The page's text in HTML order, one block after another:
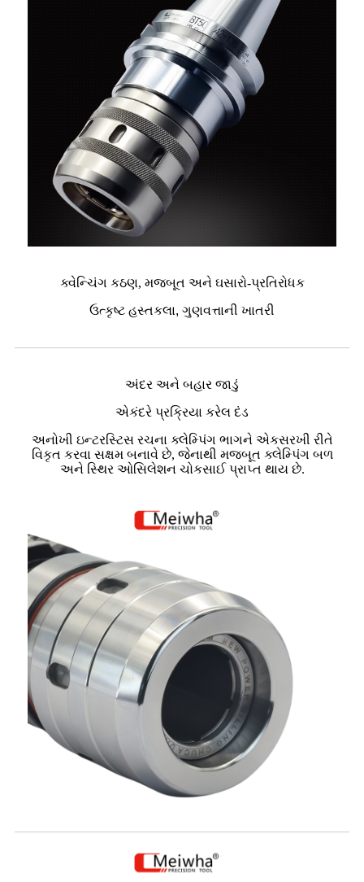
ક્વેન્ચિંગ કઠણ, મજબૂત અને ઘસારો-પ્રતિરોધક
ઉત્કૃષ્ટ હસ્તકલા, ગુણવત્તાની ખાતરી
અંદર અને બહાર જાડું
એકંદરે પ્રક્રિયા કરેલ દંડ
અનોખી ઇન્ટરસ્ટિસ રચના ક્લેમ્પિંગ ભાગને એકસરખી રીતે
વિકૃત કરવા સક્ષમ બનાવે છે, જેનાથી મજબૂત ક્લેમ્પિંગ બળ
અને સ્થિર ઓસિલેશન ચોકસાઈ પ્રાપ્ત થાય છે.